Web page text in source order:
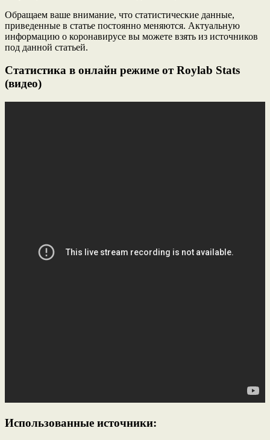
Обращаем ваше внимание, что статистические данные,
приведенные в статье постоянно меняются. Актуальную
информацию о коронавирусе вы можете взять из источников
под данной статьей.
Статистика в онлайн режиме от Roylab Stats
(видео)
Использованные источники: